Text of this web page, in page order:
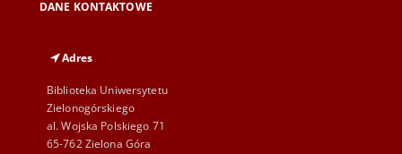
DANE KONTAKTOWE
Adres
Biblioteka Uniwersytetu
Zielonogórskiego
al. Wojska Polskiego 71
65-762 Zielona Góra